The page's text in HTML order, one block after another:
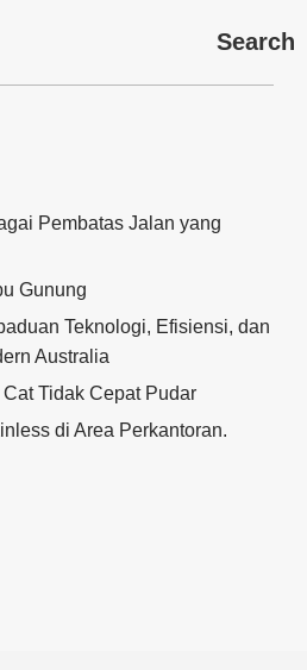
Search
Pembatas Jalan yang
Gunung
Teknologi, Efisiensi, dan
Australia
Tidak Cepat Pudar
di Area Perkantoran.